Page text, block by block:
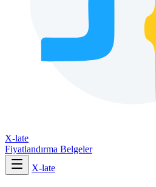
X-late
Fiyatlandırma Belgeler
X-late